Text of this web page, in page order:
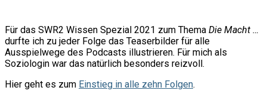
Für das SWR2 Wissen Spezial 2021 zum Thema Die Macht …
durfte ich zu jeder Folge das Teaserbilder für alle
Ausspielwege des Podcasts illustrieren. Für mich als
Soziologin war das natürlich besonders reizvoll.
Hier geht es zum Einstieg in alle zehn Folgen.